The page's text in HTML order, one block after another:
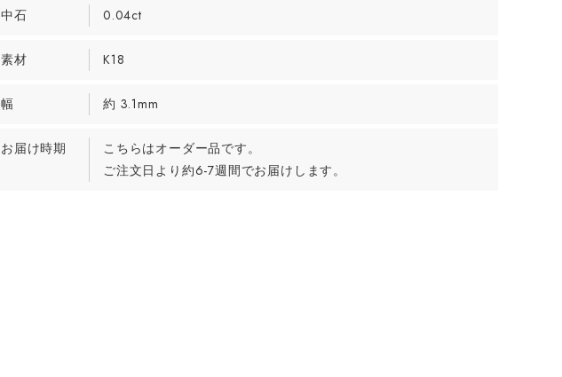
中石 0.04ct
素材 K18
幅 約 3.1mm
お届け時期
こちらはオーダー品です。
ご注文日より約6-7週間でお届けします。